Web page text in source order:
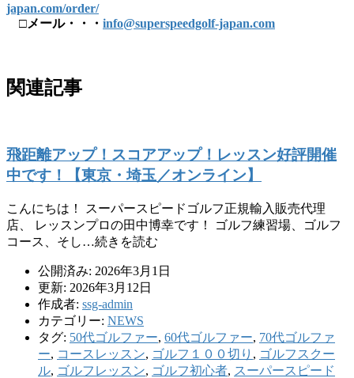
japan.com/order/
□メール・・・ info@superspeedgolf-japan.com
関連記事
飛距離アップ！スコアアップ！レッスン好評開催
中です！【東京・埼玉／オンライン】
こんにちは！ スーパースピードゴルフ正規輸入販売代理
店、 レッスンプロの田中博幸です！ ゴルフ練習場、ゴルフ
コース、そし…続きを読む
公開済み: 2026年3月1日
更新: 2026年3月12日
作成者: ssg-admin
カテゴリー: NEWS
タグ: 50代ゴルファー, 60代ゴルファー, 70代ゴルファ
ー, コースレッスン, ゴルフ１００切り , ゴルフスクー
ル, ゴルフレッスン, ゴルフ初心者, スーパースピード